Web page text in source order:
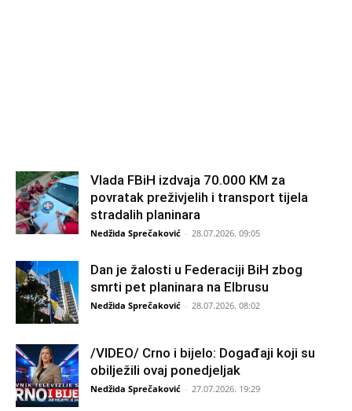
Vlada FBiH izdvaja 70.000 KM za
povratak preživjelih i transport tijela
stradalih planinara
Nedžida Sprečaković - 28.07.2026. 09:05
Dan je žalosti u Federaciji BiH zbog
smrti pet planinara na Elbrusu
Nedžida Sprečaković - 28.07.2026. 08:02
/VIDEO/ Crno i bijelo: Događaji koji su
obilježili ovaj ponedjeljak
Nedžida Sprečaković - 27.07.2026. 19:29